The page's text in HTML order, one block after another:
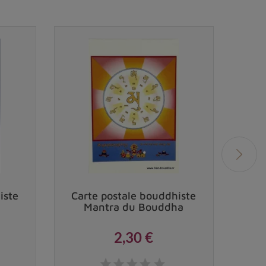
Carte postale bouddhiste
Mantra du Bouddha
2,30 €